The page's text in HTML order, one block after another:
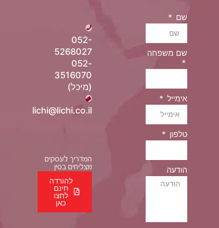
שם
שם משפחה
אימייל
טלפון
הודעה
052-
5268027
052-
3516070
(מיכל)
lichi@lichi.co.il
המדריך לעסקים
מצליחים בסין
להורדה
חינם
לחצו
כאן